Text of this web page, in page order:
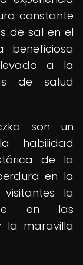
constante
de sal en el
beneficiosa
a la
de salud
son un
habilidad
de la
en la
la
en las
la maravilla